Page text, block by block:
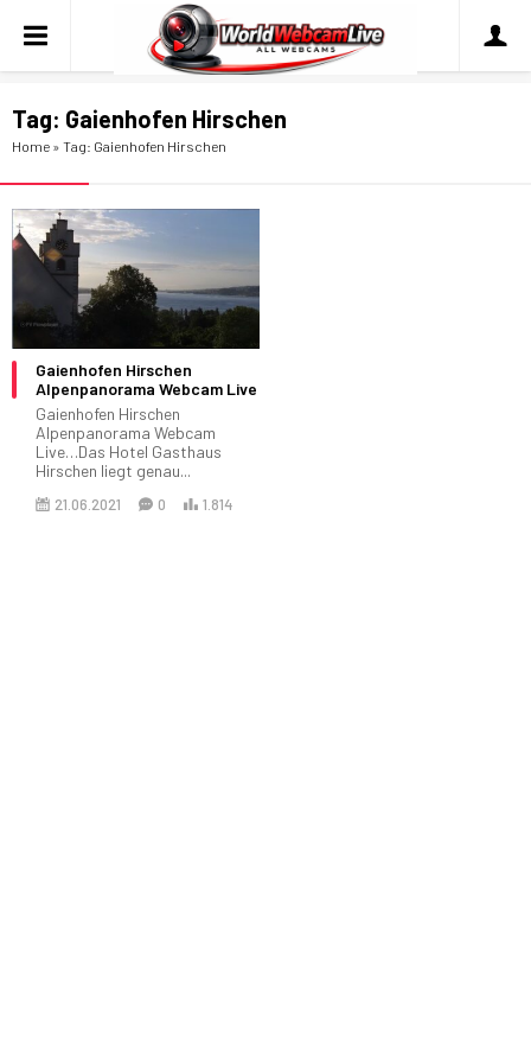
Tag: Gaienhofen Hirschen
Home » Tag: Gaienhofen Hirschen
Gaienhofen Hirschen
Alpenpanorama Webcam Live
Gaienhofen Hirschen
Alpenpanorama Webcam
Live…Das Hotel Gasthaus
Hirschen liegt genau...
21.06.2021 0 1.814